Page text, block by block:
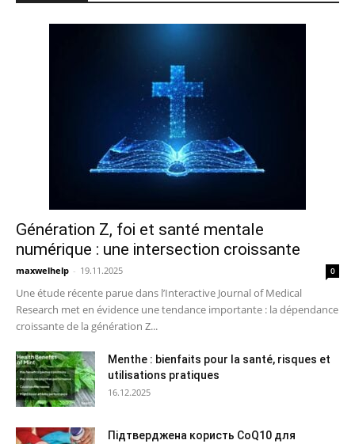
Génération Z, foi et santé mentale
numérique : une intersection croissante
maxwelhelp - 19.11.2025 0
Une étude récente parue dans l’Interactive Journal of Medical
Research met en évidence une tendance importante : la dépendance
croissante de la génération Z...
Menthe : bienfaits pour la santé, risques et
utilisations pratiques
16.12.2025
Підтверджена користь CoQ10 для